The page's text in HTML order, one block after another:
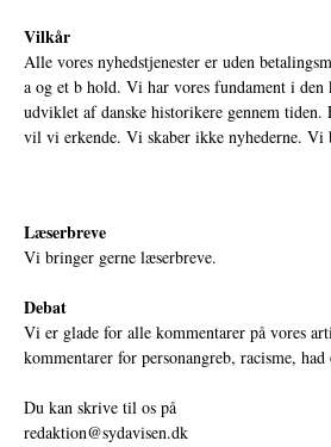
Vilkår
Alle vores nyhedstjenester er uden
a og et b hold. Vi har vores fundament i
udviklet af danske historikere gennem
vil vi erkende. Vi skaber ikke nyhederne. Vi
Læserbreve
Vi bringer gerne læserbreve.
Debat
Vi er glade for alle kommentarer på vores
kommentarer for personangreb, racisme,
Du kan skrive til os på
redaktion@sydavisen.dk